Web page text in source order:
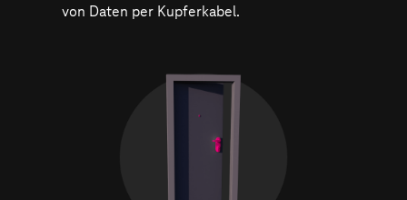
von Daten per Kupferkabel.